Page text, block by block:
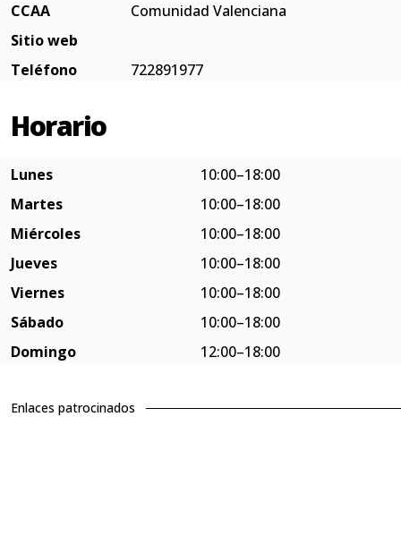
CCAA
Comunidad Valenciana
Sitio web
Teléfono
722891977
Horario
Lunes
10:00–18:00
Martes
10:00–18:00
Miércoles
10:00–18:00
Jueves
10:00–18:00
Viernes
10:00–18:00
Sábado
10:00–18:00
Domingo
12:00–18:00
Enlaces patrocinados